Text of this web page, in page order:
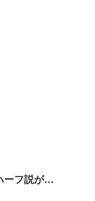
ーフ説が…